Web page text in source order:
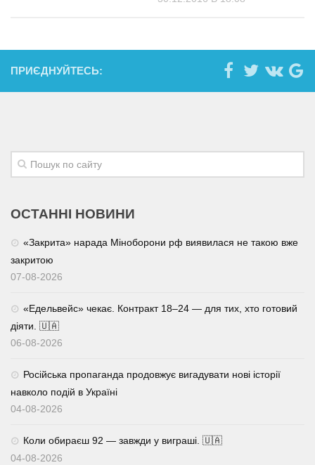
ПРИЄДНУЙТЕСЬ:
ОСТАННІ НОВИНИ
«Закрита» нарада Міноборони рф виявилася не такою вже
закритою
07-08-2026
«Едельвейс» чекає. Контракт 18–24 — для тих, хто готовий
діяти. 🇺🇦
06-08-2026
Російська пропаганда продовжує вигадувати нові історії
навколо подій в Україні
04-08-2026
Коли обираєш 92 — завжди у виграші. 🇺🇦
04-08-2026